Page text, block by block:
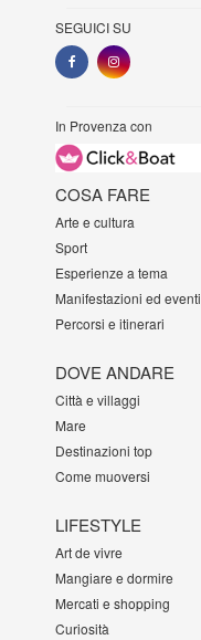
SEGUICI SU
In Provenza con
COSA FARE
Arte e cultura
Sport
Esperienze a tema
Manifestazioni ed eventi
Percorsi e itinerari
DOVE ANDARE
Città e villaggi
Mare
Destinazioni top
Come muoversi
LIFESTYLE
Art de vivre
Mangiare e dormire
Mercati e shopping
Curiosità